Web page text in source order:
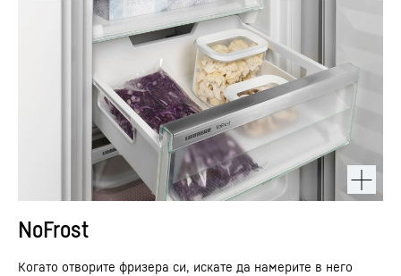
NoFrost
Когато отворите фризера си, искате да намерите в него